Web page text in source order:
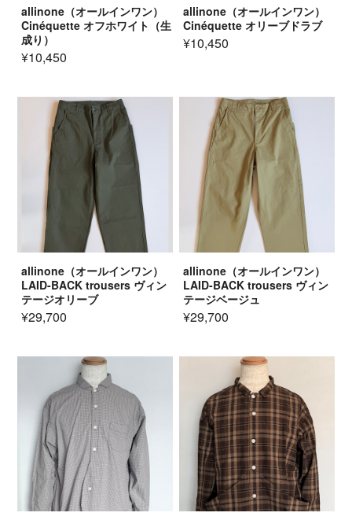
allinone（オールインワン）
Cinéquette オフホワイト（生
成り）
¥10,450
allinone（オールインワン）
Cinéquette オリーブドラブ
¥10,450
allinone（オールインワン）
LAID-BACK trousers ヴィン
テージオリーブ
¥29,700
allinone（オールインワン）
LAID-BACK trousers ヴィン
テージベージュ
¥29,700